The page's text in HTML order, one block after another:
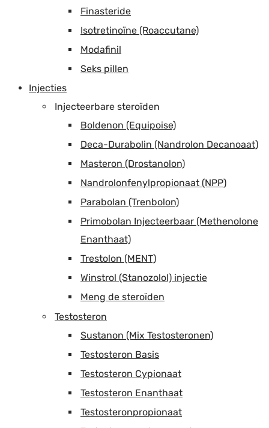
Finasteride
Isotretinoïne (Roaccutane)
Modafinil
Seks pillen
Injecties
Injecteerbare steroïden
Boldenon (Equipoise)
Deca-Durabolin (Nandrolon Decanoaat)
Masteron (Drostanolon)
Nandrolonfenylpropionaat (NPP)
Parabolan (Trenbolon)
Primobolan Injecteerbaar (Methenolone
Enanthaat)
Trestolon (MENT)
Winstrol (Stanozolol) injectie
Meng de steroïden
Testosteron
Sustanon (Mix Testosteronen)
Testosteron Basis
Testosteron Cypionaat
Testosteron Enanthaat
Testosteronpropionaat